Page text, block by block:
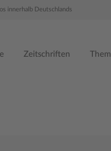
innerhalb Deutschlands
Zeitschriften